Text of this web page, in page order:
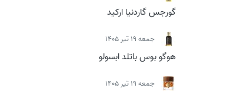
گورجس گاردنیا ارکید
جمعه 19 تیر 1405
هوگو بوس باتلد ابسولو
جمعه 19 تیر 1405